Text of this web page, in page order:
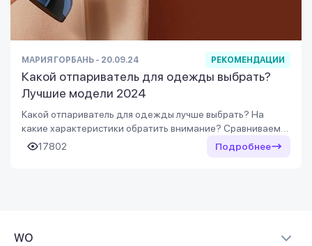
МАРИЯ ГОРБАНЬ - 20.09.24 РЕКОМЕНДАЦИИ
Какой отпариватель для одежды выбрать?
Лучшие модели 2024
Какой отпариватель для одежды лучше выбрать? На
какие характеристики обратить внимание? Сравниваем
лучшие отпариватели с WO.UA!
17802 Подробнее
WO